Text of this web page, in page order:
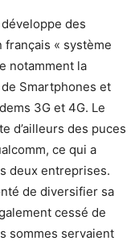
des
français « système
notamment la
Smartphones et
3G et 4G. Le
d’ailleurs des puces
ce qui a
deux entreprises.
de diversifier sa
cessé de
sommes servaient